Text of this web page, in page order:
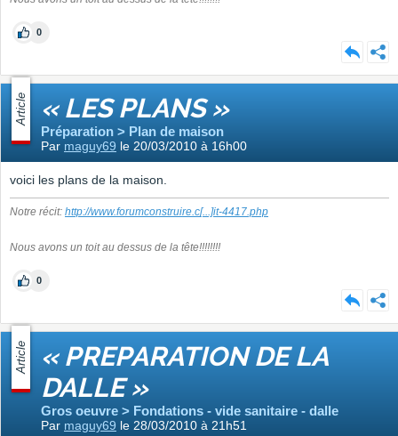
0
Article « LES PLANS »
Préparation > Plan de maison
Par maguy69 le 20/03/2010 à 16h00
voici les plans de la maison.
Notre récit: http://www.forumconstruire.c[...]it-4417.php
Nous avons un toit au dessus de la tête!!!!!!!!
0
Article « PREPARATION DE LA
DALLE »
Gros oeuvre > Fondations - vide sanitaire - dalle
Par maguy69 le 28/03/2010 à 21h51